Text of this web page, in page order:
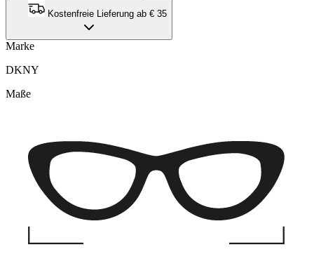
Kostenfreie Lieferung ab € 35
Marke
DKNY
Maße